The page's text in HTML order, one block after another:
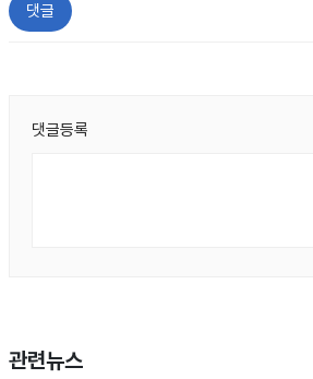
댓글
댓글등록
관련뉴스